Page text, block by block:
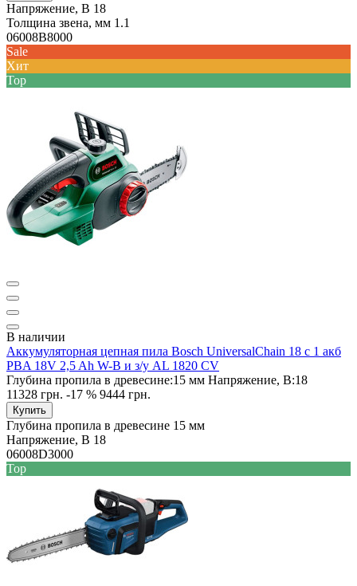
Напряжение, В 18
Толщина звена, мм 1.1
06008B8000
Sale
Хит
Top
В наличии
Аккумуляторная цепная пила Bosch UniversalChain 18 с 1 акб
PBA 18V 2,5 Ah W-B и з/у AL 1820 CV
Глубина пропила в древесине:15 мм Напряжение, В:18
11328 грн. -17 % 9444 грн.
Купить
Глубина пропила в древесине 15 мм
Напряжение, В 18
06008D3000
Top